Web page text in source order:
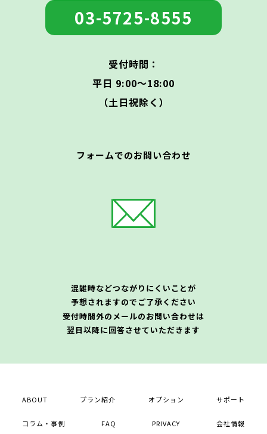
フォームでのお問い合わせ
03-5725-8555
受付時間：
平日 9:00〜18:00
（土日祝除く）
混雑時などつながりにくいことが
予想されますのでご了承ください
受付時間外のメールのお問い合わせは
翌日以降に回答させていただきます
ABOUT プラン紹介 オプション サポート
コラム・事例 FAQ PRIVACY 会社情報